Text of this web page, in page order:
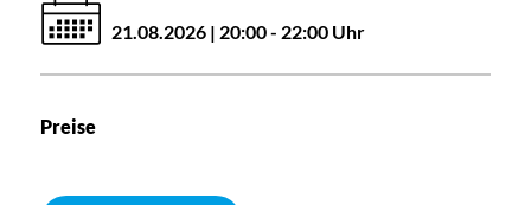
21.08.2026 | 20:00 - 22:00 Uhr
Preise